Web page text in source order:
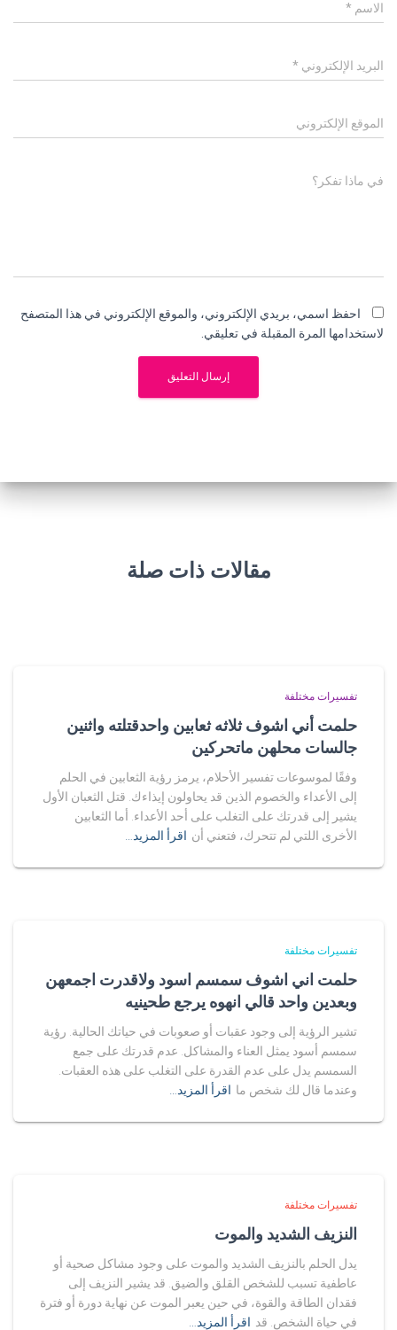
الاسم *
البريد الإلكتروني *
الموقع الإلكتروني
في ماذا تفكر؟
احفظ اسمي، بريدي الإلكتروني، والموقع الإلكتروني في هذا المتصفح
لاستخدامها المرة المقبلة في تعليقي.
مقالات ذات صلة
تفسيرات مختلفة
حلمت أني اشوف ثلاثه ثعابين واحدقتلته واثنين
جالسات محلهن ماتحركين
وفقًا لموسوعات تفسير الأحلام، يرمز رؤية الثعابين في الحلم
إلى الأعداء والخصوم الذين قد يحاولون إيذاءك. قتل الثعبان الأول
يشير إلى قدرتك على التغلب على أحد الأعداء. أما الثعابين
الأخرى اللتي لم تتحرك، فتعني أن اقرأ المزيد…
تفسيرات مختلفة
حلمت اني اشوف سمسم اسود ولاقدرت اجمعهن
وبعدين واحد قالي انهوه يرجع طحينيه
تشير الرؤية إلى وجود عقبات أو صعوبات في حياتك الحالية. رؤية
سمسم أسود يمثل العناء والمشاكل. عدم قدرتك على جمع
السمسم يدل على عدم القدرة على التغلب على هذه العقبات.
وعندما قال لك شخص ما اقرأ المزيد…
تفسيرات مختلفة
النزيف الشديد والموت
يدل الحلم بالنزيف الشديد والموت على وجود مشاكل صحية أو
عاطفية تسبب للشخص القلق والضيق. قد يشير النزيف إلى
فقدان الطاقة والقوة، في حين يعبر الموت عن نهاية دورة أو فترة
في حياة الشخص. قد اقرأ المزيد…